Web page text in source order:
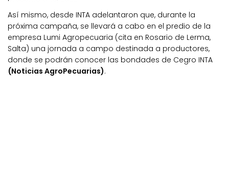
Así mismo, desde INTA adelantaron que, durante la
próxima campaña, se llevará a cabo en el predio de la
empresa Lumi Agropecuaria (cita en Rosario de Lerma,
Salta) una jornada a campo destinada a productores,
donde se podrán conocer las bondades de Cegro INTA
(Noticias AgroPecuarias).